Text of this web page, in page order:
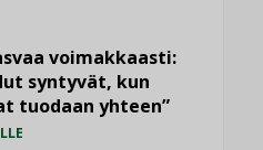
voimakkaasti:
syntyvät, kun
tuodaan yhteen”